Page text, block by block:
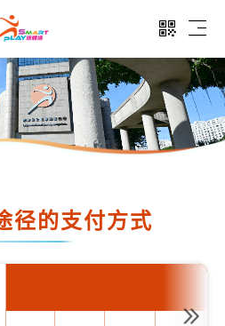
开启二维
开启
径的支付方式